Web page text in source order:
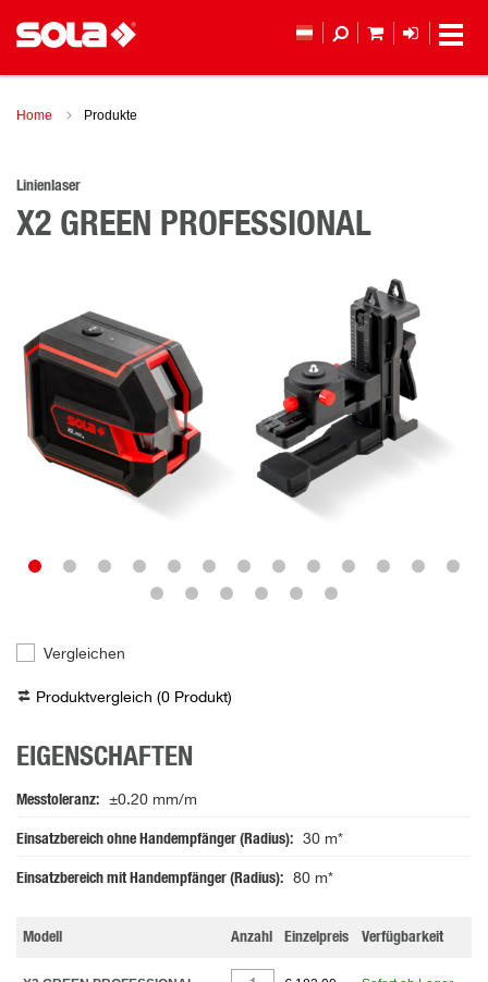
Home Produkte
Linienlaser
X2 GREEN PROFESSIONAL
Vergleichen
Produktvergleich (0 Produkt)
EIGENSCHAFTEN
Messtoleranz ±0.20 mm/m
Einsatzbereich ohne Handempfänger (Radius) 30 m*
Einsatzbereich mit Handempfänger (Radius) 80 m*
Modell Anzahl Einzelpreis Verfügbarkeit
MEIN